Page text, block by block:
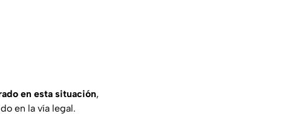
en esta situación,
en la vía legal.